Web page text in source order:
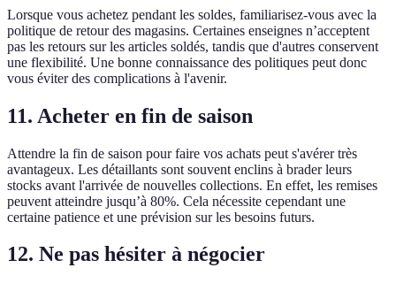
Lorsque vous achetez pendant les soldes, familiarisez-vous avec la
politique de retour des magasins. Certaines enseignes n’acceptent
pas les retours sur les articles soldés, tandis que d'autres conservent
une flexibilité. Une bonne connaissance des politiques peut donc
vous éviter des complications à l'avenir.
11. Acheter en fin de saison
Attendre la fin de saison pour faire vos achats peut s'avérer très
avantageux. Les détaillants sont souvent enclins à brader leurs
stocks avant l'arrivée de nouvelles collections. En effet, les remises
peuvent atteindre jusqu’à 80%. Cela nécessite cependant une
certaine patience et une prévision sur les besoins futurs.
12. Ne pas hésiter à négocier